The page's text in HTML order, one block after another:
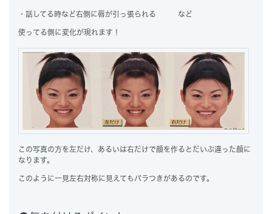
・話してる時など右側に唇が引っ張られる など
使ってる側に変化が現れます！
この写真の方を左だけ、あるいは右だけで顔を作るとだいぶ違った顔に
なります。
このように一見左右対称に見えてもバラつきがあるのです。